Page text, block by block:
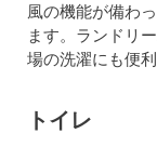
風の機能が備わ
ます。ランドリ
場の洗濯にも便利
トイレ